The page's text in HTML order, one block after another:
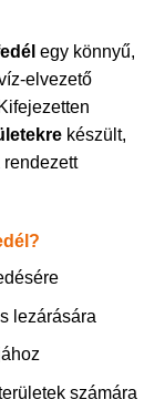
egy könnyű,
elvezető
készült,
rendezett
lezárására
számára